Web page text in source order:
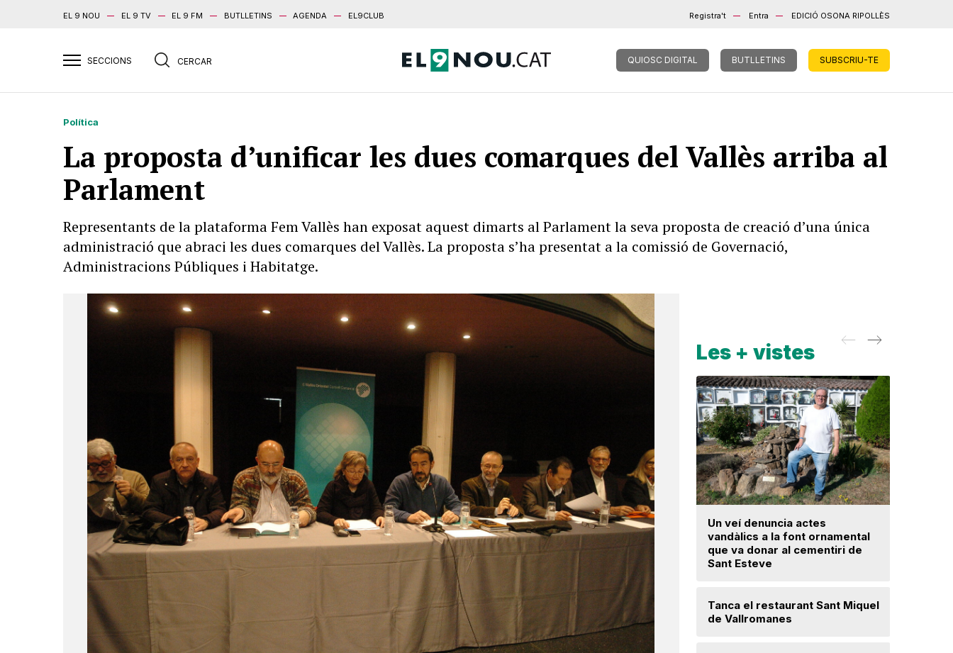
EL 9 NOU EL 9 TV EL 9 FM BUTLLETINS AGENDA EL9CLUB Registra't Entra EDICIÓ OSONA RIPOLLÈS
QUIOSC DIGITAL BUTLLETINS SUBSCRIU-TE
Política
La proposta d’unificar les dues comarques del Vallès arriba al
Parlament
Representants de la plataforma Fem Vallès han exposat aquest dimarts al Parlament la seva proposta de creació d’una única
administració que abraci les dues comarques del Vallès. La proposta s’ha presentat a la comissió de Governació,
Administracions Públiques i Habitatge.
Les + vistes
Un veí denuncia actes
vandàlics a la font ornamental
que va donar al cementiri de
Sant Esteve
Tanca el restaurant Sant Miquel
de Vallromanes